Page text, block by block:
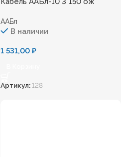
ААБл
В наличии
1 531,00₽
Артикул: 128